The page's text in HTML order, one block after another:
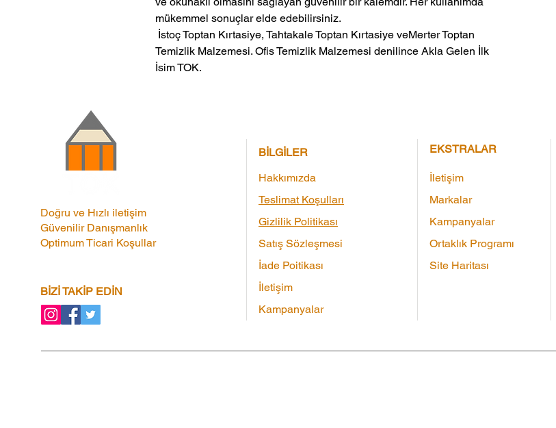
mükemmel sonuçlar elde edebilirsiniz.
Temizlik Malzemesi. Ofis Temizlik Malzemesi denilince Akla Gelen İlk
İsim TOK.
Doğru ve Hızlı iletişim
Güvenilir Danışmanlık
Optimum Ticari Koşullar
BİZİ TAKİP EDİN
BİLGİLER
Hakkımızda
Teslimat Koşulları
Gizlilik Politikası
Satış Sözleşmesi
İade Poitikası
İletişim
Kampanyalar
EKSTRALAR
İletişim
Markalar
Kampanyalar
Ortaklık Programı
Site Haritası